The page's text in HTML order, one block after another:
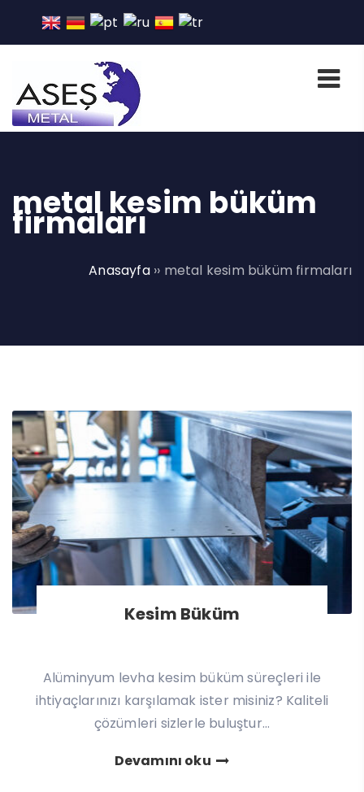
metal kesim büküm
firmaları
Anasayfa ›› metal kesim büküm firmaları
Kesim Büküm
Alüminyum levha kesim büküm süreçleri ile
ihtiyaçlarınızı karşılamak ister misiniz? Kaliteli
çözümleri sizlerle buluştur...
Devamını oku